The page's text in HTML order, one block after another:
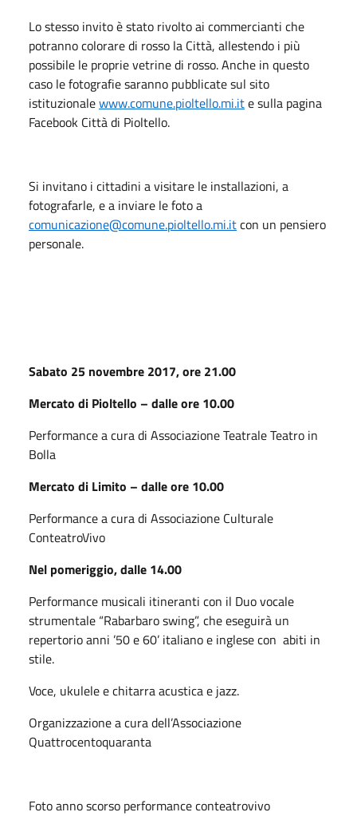
Lo stesso invito è stato rivolto ai commercianti che
potranno colorare di rosso la Città, allestendo i più
possibile le proprie vetrine di rosso. Anche in questo
caso le fotografie saranno pubblicate sul sito
istituzionalewww.comune.pioltello.mi.ite sulla pagina
Facebook Città di Pioltello.
Si invitano i cittadini a visitare le installazioni, a
fotografarle, e a inviare le foto a
comunicazione@comune.pioltello.mi.itcon un pensiero
personale.
Sabato 25 novembre 2017, ore 21.00
Mercato di Pioltello – dalle ore 10.00
Performance a cura di Associazione Teatrale Teatro in
Bolla
Mercato di Limito – dalle ore 10.00
Performance a cura di Associazione Culturale
ConteatroVivo
Nel pomeriggio, dalle 14.00
Performance musicali itineranti con il Duo vocale
strumentale “Rabarbaro swing”, che eseguirà un
repertorio anni ’50 e 60’ italiano e inglese con abiti in
stile.
Voce, ukulele e chitarra acustica e jazz.
Organizzazione a cura dell’Associazione
Quattrocentoquaranta
Foto anno scorso performance conteatrovivo